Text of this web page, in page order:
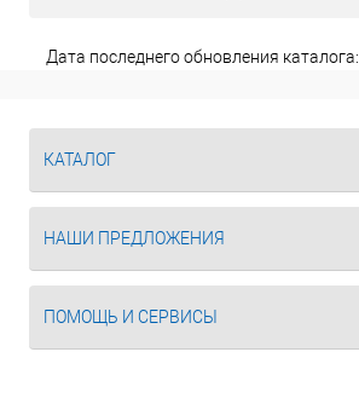
Дата последнего обновления каталога:
КАТАЛОГ
НАШИ ПРЕДЛОЖЕНИЯ
ПОМОЩЬ И СЕРВИСЫ